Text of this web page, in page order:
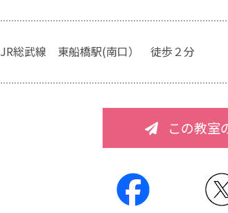
JR総武線 東船橋駅(南口） 徒歩２分
この教室